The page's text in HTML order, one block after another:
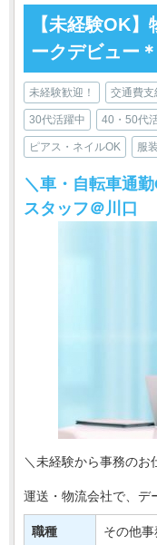
【未経験OK
ークデビュー
未経験歓迎！ 交通費支
30代活躍中 40・50代
ピアス・ネイルOK 服
＼車・自転車通
スタッフ＠川口
＼未経験から事務のお
運送・物流会社で、デ
事務スタッフを募集し
職種 その他